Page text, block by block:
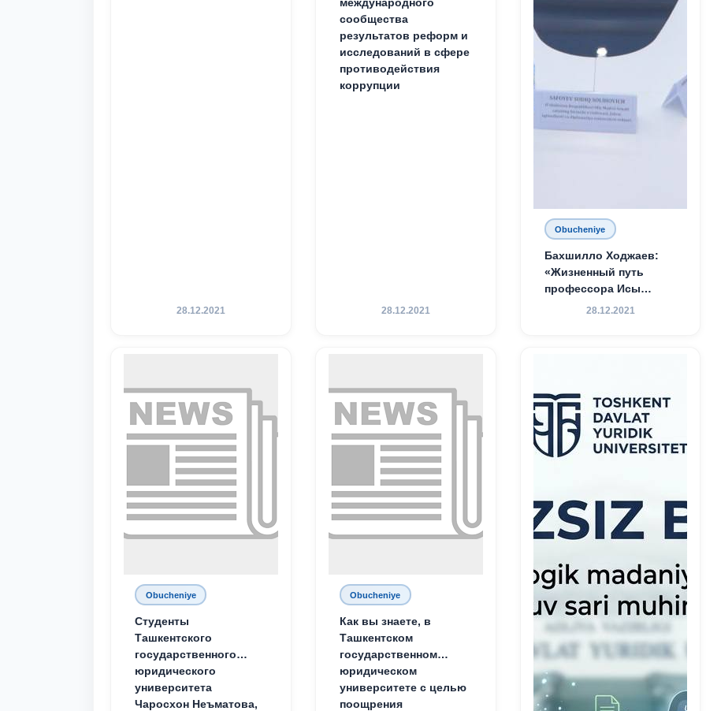
28.12.2021
сообщества
результатов реформ и
исследований в сфере
противодействия
коррупции
28.12.2021
Obucheniye
Бахшилло Ходжаев:
«Жизненный путь
профессора Исы
Хамедова — яркий
28.12.2021
Obucheniye
Студенты
Ташкентского
государственного
юридического
университета
Чаросхон Неъматова,
Obucheniye
Как вы знаете, в
Ташкентском
государственном
юридическом
университете с целью
поощрения